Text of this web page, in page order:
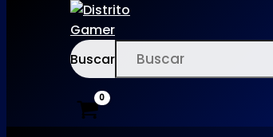
Buscar